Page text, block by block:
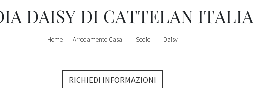
DAISY DI CATTELAN ITALIA
Home - Arredamento Casa - Sedie - Daisy
RICHIEDI INFORMAZIONI